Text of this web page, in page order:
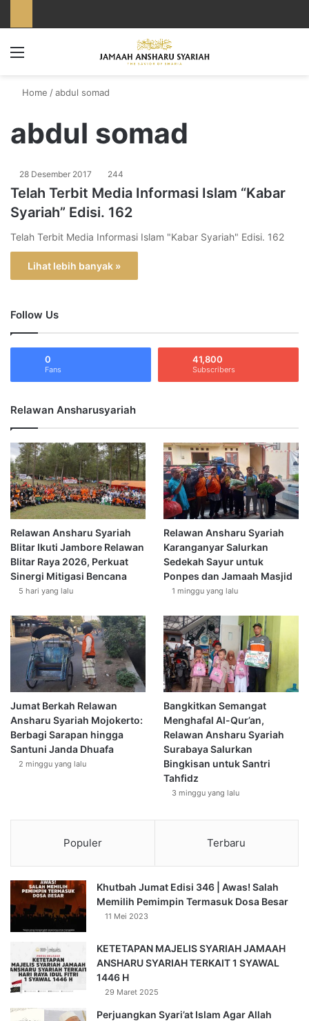
Home /abdul somad
abdul somad
28 Desember 2017 244
Telah Terbit Media Informasi Islam “Kabar
Syariah” Edisi. 162
Telah Terbit Media Informasi Islam "Kabar Syariah" Edisi. 162
Lihat lebih banyak »
Follow Us
0
Fans
41,800
Subscribers
Relawan Ansharusyariah
Relawan Ansharu Syariah
Blitar Ikuti Jambore Relawan
Blitar Raya 2026, Perkuat
Sinergi Mitigasi Bencana
5 hari yang lalu
Relawan Ansharu Syariah
Karanganyar Salurkan
Sedekah Sayur untuk
Ponpes dan Jamaah Masjid
1 minggu yang lalu
Jumat Berkah Relawan
Ansharu Syariah Mojokerto:
Berbagi Sarapan hingga
Santuni Janda Dhuafa
2 minggu yang lalu
Bangkitkan Semangat
Menghafal Al-Qur’an,
Relawan Ansharu Syariah
Surabaya Salurkan
Bingkisan untuk Santri
Tahfidz
3 minggu yang lalu
Populer Terbaru
Khutbah Jumat Edisi 346 | Awas! Salah
Memilih Pemimpin Termasuk Dosa Besar
11 Mei 2023
KETETAPAN MAJELIS SYARIAH JAMAAH
ANSHARU SYARIAH TERKAIT 1 SYAWAL
1446 H
29 Maret 2025
Perjuangkan Syari’at Islam Agar Allah